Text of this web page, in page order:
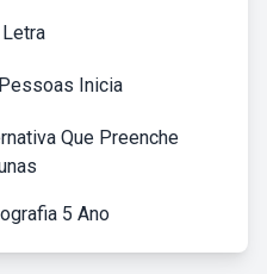
Inicia
Que Preenche
5 Ano